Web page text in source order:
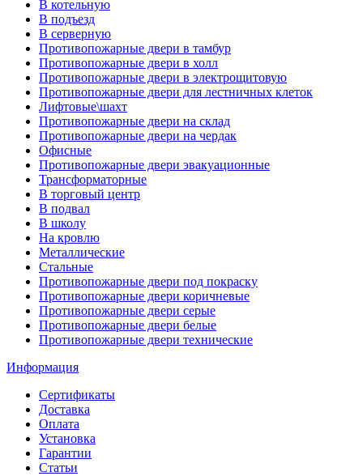
В котельную
В подъезд
В серверную
Противопожарные двери в тамбур
Противопожарные двери в холл
Противопожарные двери в электрощитовую
Противопожарные двери для лестничных клеток
Лифтовые\шахт
Противопожарные двери на склад
Противопожарные двери на чердак
Офисные
Противопожарные двери эвакуационные
Трансформаторные
В торговый центр
В подвал
В школу
На кровлю
Металлические
Стальные
Противопожарные двери под покраску
Противопожарные двери коричневые
Противопожарные двери серые
Противопожарные двери белые
Противопожарные двери технические
Информация
Сертификаты
Доставка
Оплата
Установка
Гарантии
Статьи